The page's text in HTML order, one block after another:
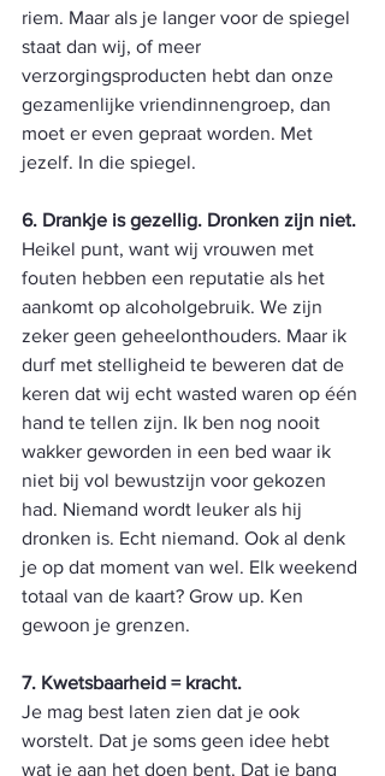
riem. Maar als je langer voor de spiegel
staat dan wij, of meer
verzorgingsproducten hebt dan onze
gezamenlijke vriendinnengroep, dan
moet er even gepraat worden. Met
jezelf. In die spiegel.
6. Drankje is gezellig. Dronken zijn niet.
Heikel punt, want wij vrouwen met
fouten hebben een reputatie als het
aankomt op alcoholgebruik. We zijn
zeker geen geheelonthouders. Maar ik
durf met stelligheid te beweren dat de
keren dat wij echt wasted waren op één
hand te tellen zijn. Ik ben nog nooit
wakker geworden in een bed waar ik
niet bij vol bewustzijn voor gekozen
had. Niemand wordt leuker als hij
dronken is. Echt niemand. Ook al denk
je op dat moment van wel. Elk weekend
totaal van de kaart? Grow up. Ken
gewoon je grenzen.
7. Kwetsbaarheid = kracht.
Je mag best laten zien dat je ook
worstelt. Dat je soms geen idee hebt
wat je aan het doen bent. Dat je bang